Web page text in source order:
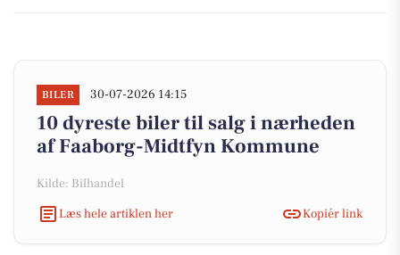
BILER 30-07-2026 14:15
10 dyreste biler til salg i nærheden
af Faaborg-Midtfyn Kommune
Kilde: Bilhandel
Læs hele artiklen her
Kopiér link